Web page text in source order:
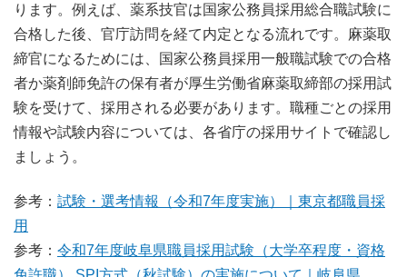
ります。例えば、薬系技官は国家公務員採用総合職試験に
合格した後、官庁訪問を経て内定となる流れです。麻薬取
締官になるためには、国家公務員採用一般職試験での合格
者か薬剤師免許の保有者が厚生労働省麻薬取締部の採用試
験を受けて、採用される必要があります。職種ごとの採用
情報や試験内容については、各省庁の採用サイトで確認し
ましょう。
参考： 試験・選考情報（令和7年度実施）｜東京都職員採
用
参考： 令和7年度岐阜県職員採用試験（大学卒程度・資格